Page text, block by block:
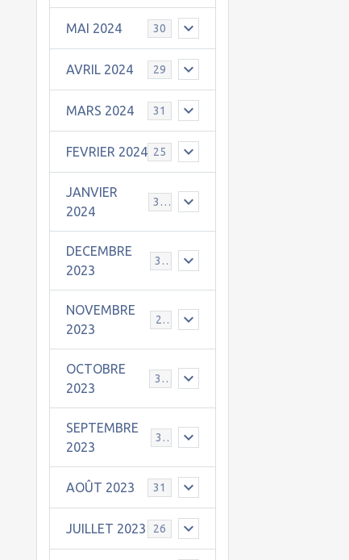
MAI 2024 30
AVRIL 2024 29
MARS 2024 31
FEVRIER 2024 25
JANVIER
2024
30
DECEMBRE
2023
31
NOVEMBRE
2023
24
OCTOBRE
2023
31
SEPTEMBRE
2023
30
AOÛT 2023 31
JUILLET 2023 26